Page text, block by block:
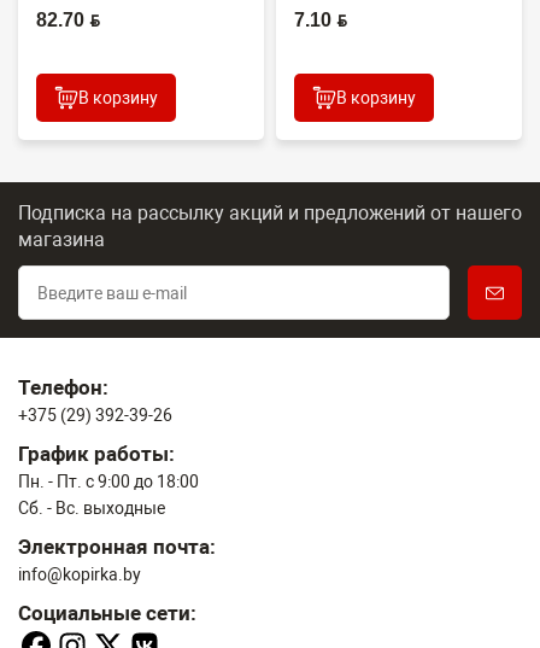
Япония
82.70 BYN
В корзину
(CONTENT)
7.10 BYN
В корзину
Подписка на рассылку акций и предложений от нашего
магазина
Телефон:
+375 (29) 392-39-26
График работы:
Пн. - Пт. с 9:00 до 18:00
Сб. - Вс. выходные
Электронная почта:
info@kopirka.by
Социальные сети: